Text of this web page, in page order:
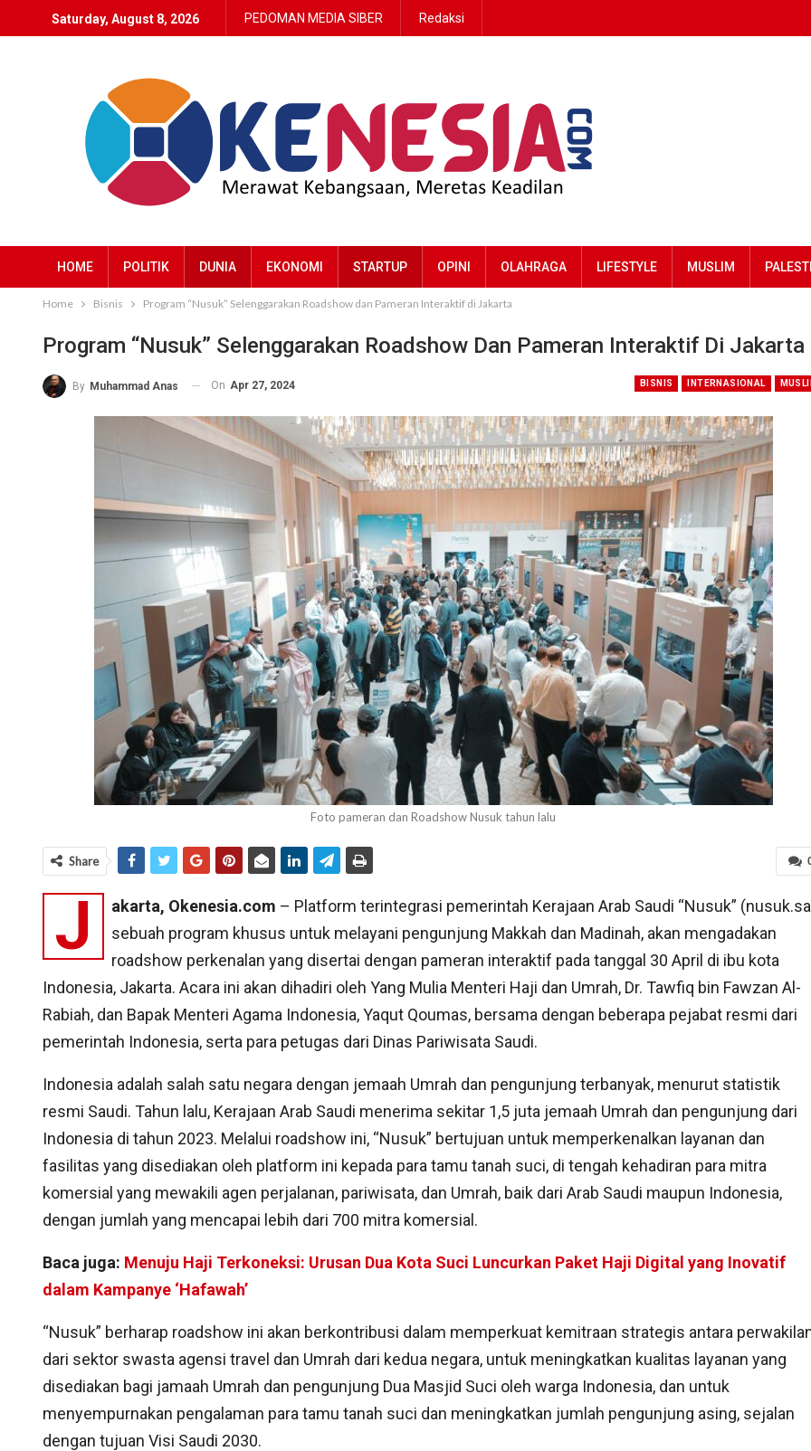
Saturday, August 8, 2026 PEDOMAN MEDIA SIBER Redaksi
HOME POLITIK DUNIA EKONOMI STARTUP OPINI OLAHRAGA LIFESTYLE MUSLIM
Home Bisnis Program “Nusuk” Selenggarakan Roadshow dan Pameran Interaktif di Jakarta
Program “Nusuk” Selenggarakan Roadshow Dan Pameran Interaktif Di Jakarta
BISNIS INTERNASIONAL
By Muhammad Anas On Apr 27, 2024
Foto pameran dan Roadshow Nusuk tahun lalu
Share
J akarta, Okenesia.com – Platform terintegrasi pemerintah Kerajaan Arab Saudi “Nusuk”
sebuah program khusus untuk melayani pengunjung Makkah dan Madinah, akan mengadakan
roadshow perkenalan yang disertai dengan pameran interaktif pada tanggal 30 April di ibu kota
Indonesia, Jakarta. Acara ini akan dihadiri oleh Yang Mulia Menteri Haji dan Umrah, Dr. Tawfiq bin Fawzan Al-
Rabiah, dan Bapak Menteri Agama Indonesia, Yaqut Qoumas, bersama dengan beberapa pejabat resmi dari
pemerintah Indonesia, serta para petugas dari Dinas Pariwisata Saudi.
Indonesia adalah salah satu negara dengan jemaah Umrah dan pengunjung terbanyak, menurut statistik
resmi Saudi. Tahun lalu, Kerajaan Arab Saudi menerima sekitar 1,5 juta jemaah Umrah dan pengunjung dari
Indonesia di tahun 2023. Melalui roadshow ini, “Nusuk” bertujuan untuk memperkenalkan layanan dan
fasilitas yang disediakan oleh platform ini kepada para tamu tanah suci, di tengah kehadiran para mitra
komersial yang mewakili agen perjalanan, pariwisata, dan Umrah, baik dari Arab Saudi maupun Indonesia,
dengan jumlah yang mencapai lebih dari 700 mitra komersial.
Baca juga: Menuju Haji Terkoneksi: Urusan Dua Kota Suci Luncurkan Paket Haji Digital yang Inovatif
dalam Kampanye ‘Hafawah’
“Nusuk” berharap roadshow ini akan berkontribusi dalam memperkuat kemitraan strategis antara
dari sektor swasta agensi travel dan Umrah dari kedua negara, untuk meningkatkan kualitas layanan yang
disediakan bagi jamaah Umrah dan pengunjung Dua Masjid Suci oleh warga Indonesia, dan untuk
menyempurnakan pengalaman para tamu tanah suci dan meningkatkan jumlah pengunjung asing, sejalan
dengan tujuan Visi Saudi 2030.